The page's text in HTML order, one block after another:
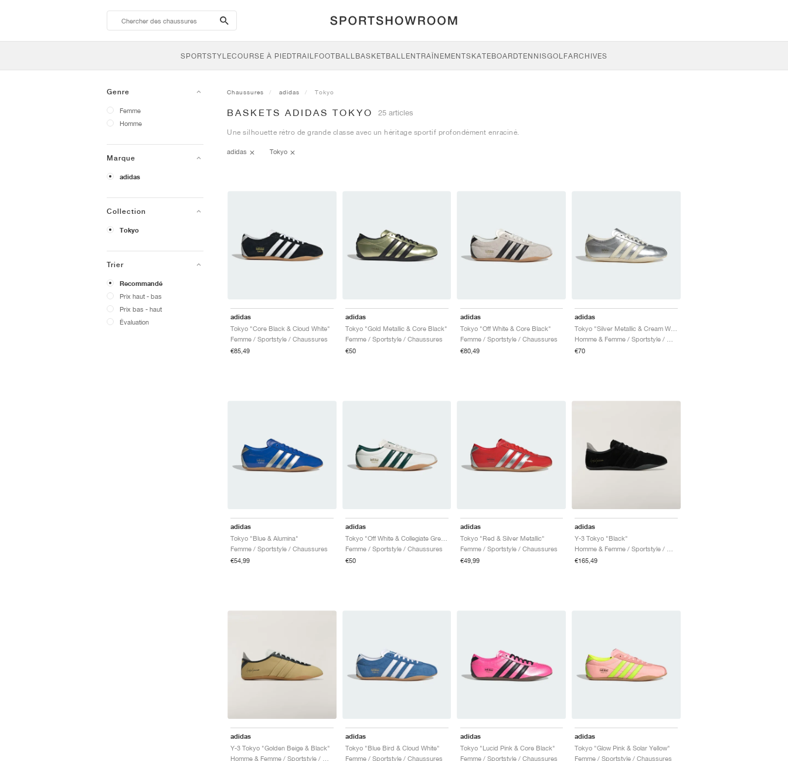
search-
btn
SPORTSTYLECOURSE À PIEDTRAILFOOTBALLBASKETBALLENTRAÎNEMENTSKATEBOARDTENNISGOLFARCHIVES
Genre
Femme
Homme
Marque
adidas
Collection
Tokyo
Trier
Recommandé
Prix ​​haut - bas
Prix ​​bas - haut
Évaluation
Chaussures adidas Tokyo
BASKETS ADIDAS TOKYO 25 articles
Une silhouette rétro de grande classe avec un héritage sportif profondément enraciné.
adidas Tokyo
adidas
Tokyo "Core Black & Cloud White"
Femme / Sportstyle / Chaussures
€85,49
adidas
Tokyo "Gold Metallic & Core Black"
Femme / Sportstyle / Chaussures
€50
adidas
Tokyo "Off White & Core Black"
Femme / Sportstyle / Chaussures
€80,49
adidas
€70
adidas
Tokyo "Blue & Alumina"
Femme / Sportstyle / Chaussures
€54,99
adidas
Tokyo "Off White & Collegiate Green"
Femme / Sportstyle / Chaussures
€50
adidas
Tokyo "Red & Silver Metallic"
Femme / Sportstyle / Chaussures
€49,99
adidas
Y-3 Tokyo "Black"
€165,49
adidas
Y-3 Tokyo "Golden Beige & Black"
adidas
Tokyo "Blue Bird & Cloud White"
Femme / Sportstyle / Chaussures
adidas
Tokyo "Lucid Pink & Core Black"
Femme / Sportstyle / Chaussures
adidas
Tokyo "Glow Pink & Solar Yellow"
Femme / Sportstyle / Chaussures